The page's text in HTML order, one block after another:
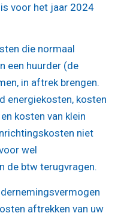
voor het jaar 2024
die normaal
een huurder (de
in aftrek brengen.
energiekosten, kosten
kosten van klein
niet
wel
de btw terugvragen.
aftrekken van uw